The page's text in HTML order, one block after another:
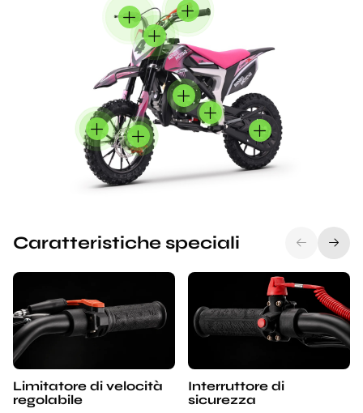
Caratteristiche speciali
Limitatore di velocità
regolabile
Interruttore di
sicurezza